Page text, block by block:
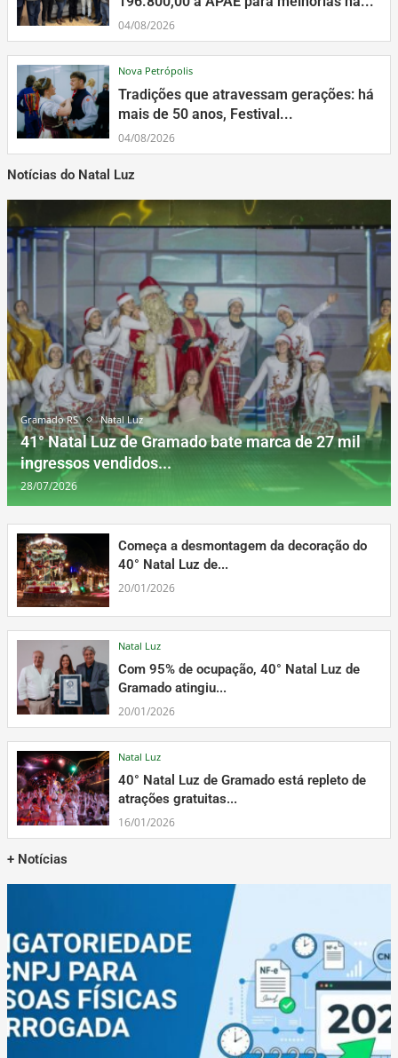
04/08/2026
Nova Petrópolis
Tradições que atravessam gerações: há
mais de 50 anos, Festival...
04/08/2026
Notícias do Natal Luz
Gramado RS Natal Luz
41° Natal Luz de Gramado bate marca de 27 mil
ingressos vendidos...
28/07/2026
Começa a desmontagem da decoração do
40° Natal Luz de...
20/01/2026
Natal Luz
Com 95% de ocupação, 40° Natal Luz de
Gramado atingiu...
20/01/2026
Natal Luz
40° Natal Luz de Gramado está repleto de
atrações gratuitas...
16/01/2026
+ Notícias